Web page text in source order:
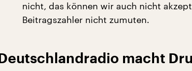
nicht, das können wir auch nicht
Beitragszahler nicht zumuten.
Deutschlandradio macht